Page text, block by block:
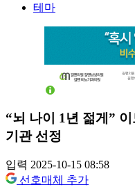
테마
“뇌 나이 1년 젊게”
기관 선정
입력 2025-10-15 08:58
선호매체 추가